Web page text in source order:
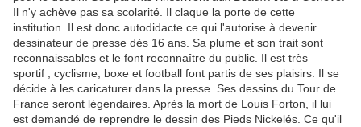
Il n'y achève pas sa scolarité. Il claque la porte de cette
institution. Il est donc autodidacte ce qui l'autorise à devenir
dessinateur de presse dès 16 ans. Sa plume et son trait sont
reconnaissables et le font reconnaître du public. Il est très
sportif ; cyclisme, boxe et football font partis de ses plaisirs. Il se
décide à les caricaturer dans la presse. Ses dessins du Tour de
France seront légendaires. Après la mort de Louis Forton, il lui
est demandé de reprendre le dessin des Pieds Nickelés. Ce qu'il